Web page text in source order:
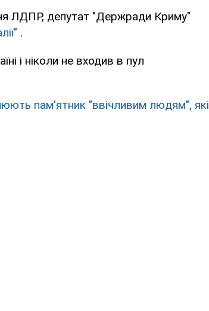
ЛДПР, депутат "Держради Криму"
.
і ніколи не входив в пул
пам'ятник "ввічливим людям", які